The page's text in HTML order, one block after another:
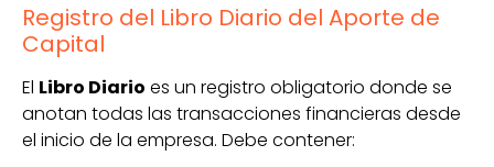
Registro del Libro Diario del Aporte de
Capital
El Libro Diario es un registro obligatorio donde se
anotan todas las transacciones financieras desde
el inicio de la empresa. Debe contener: